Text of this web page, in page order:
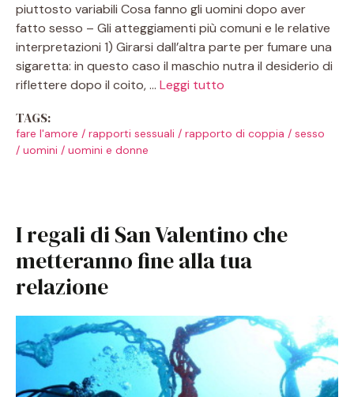
piuttosto variabili Cosa fanno gli uomini dopo aver
fatto sesso – Gli atteggiamenti più comuni e le relative
interpretazioni 1) Girarsi dall’altra parte per fumare una
sigaretta: in questo caso il maschio nutra il desiderio di
riflettere dopo il coito, … Leggi tutto
TAGS:
fare l'amore / rapporti sessuali / rapporto di coppia / sesso
/ uomini / uomini e donne
I regali di San Valentino che
metteranno fine alla tua
relazione